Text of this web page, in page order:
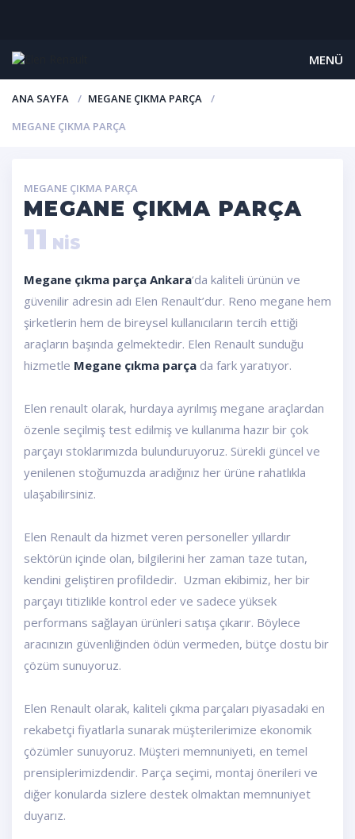
MENÜ
ANA SAYFA
MEGANE ÇIKMA PARÇA
MEGANE ÇIKMA PARÇA
MEGANE ÇIKMA PARÇA
MEGANE ÇIKMA PARÇA
11 NIS
Megane çıkma parça Ankara‘da kaliteli ürünün ve
güvenilir adresin adı Elen Renault’dur. Reno megane hem
şirketlerin hem de bireysel kullanıcıların tercih ettiği
araçların başında gelmektedir. Elen Renault sunduğu
hizmetle Megane çıkma parça da fark yaratıyor.
Elen renault olarak, hurdaya ayrılmış megane araçlardan
özenle seçilmiş test edilmiş ve kullanıma hazır bir çok
parçayı stoklarımızda bulunduruyoruz. Sürekli güncel ve
yenilenen stoğumuzda aradığınız her ürüne rahatlıkla
ulaşabilirsiniz.
Elen Renault da hizmet veren personeller yıllardır
sektörün içinde olan, bilgilerini her zaman taze tutan,
kendini geliştiren profildedir. Uzman ekibimiz, her bir
parçayı titizlikle kontrol eder ve sadece yüksek
performans sağlayan ürünleri satışa çıkarır. Böylece
aracınızın güvenliğinden ödün vermeden, bütçe dostu bir
çözüm sunuyoruz.
Elen Renault olarak, kaliteli çıkma parçaları piyasadaki en
rekabetçi fiyatlarla sunarak müşterilerimize ekonomik
çözümler sunuyoruz. Müşteri memnuniyeti, en temel
prensiplerimizdendir. Parça seçimi, montaj önerileri ve
diğer konularda sizlere destek olmaktan memnuniyet
duyarız.